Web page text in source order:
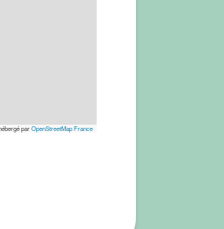
parOpenStreetMap France